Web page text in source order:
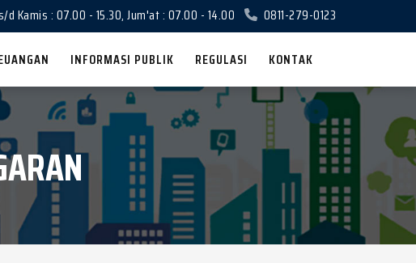
d Kamis : 07.00 - 15.30, Jum'at : 07.00 - 14.00 0811-279-0123
INFORMASI PUBLIK REGULASI KONTAK